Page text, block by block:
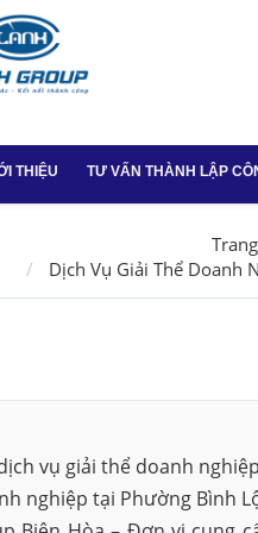
THIỆU TƯ VẤN THÀNH LẬP
Thành lập công
Dịch vụ chữ ký
Thành lập công
Vũng Tàu
Dịch Vụ Giải Thể Doanh
vụ giải thể doanh
nghiệp tại Phường Bình